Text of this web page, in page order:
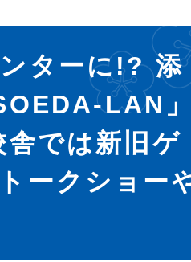
ターに!? 添
LAN」
では新旧ゲ
ークショー